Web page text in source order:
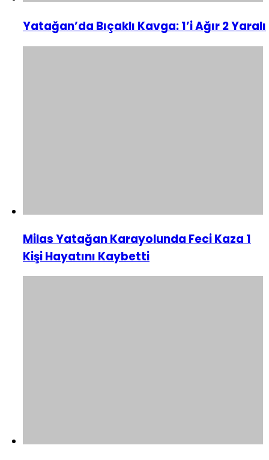
Yatağan’da Bıçaklı Kavga: 1’i Ağır 2 Yaralı
Milas Yatağan Karayolunda Feci Kaza 1
Kişi Hayatını Kaybetti